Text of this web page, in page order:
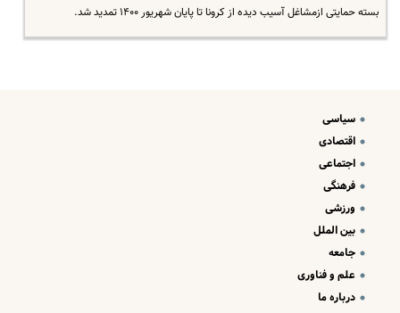
بسته حمایتی ازمشاغل آسیب دیده از کرونا تا پایان شهریور ۱۴۰۰ تمدید شد.
سیاسی
اقتصادی
اجتماعی
فرهنگی
ورزشی
بین الملل
جامعه
علم و فناوری
درباره ما